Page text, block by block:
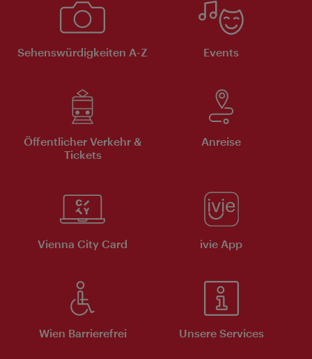
Sehenswürdigkeiten A-Z Events
Öffentlicher Verkehr &
Tickets
Anreise
Vienna City Card ivie App
Wien Barrierefrei Unsere Services